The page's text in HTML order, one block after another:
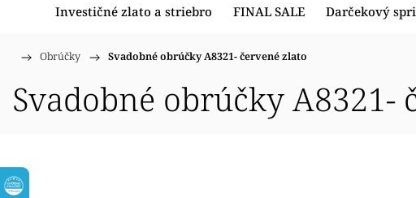
Investičné zlato a striebro FINAL SALE Darčekový
Domov
/ Obrúčky / Svadobné obrúčky A8321- červené zlato
Svadobné obrúčky A8321-